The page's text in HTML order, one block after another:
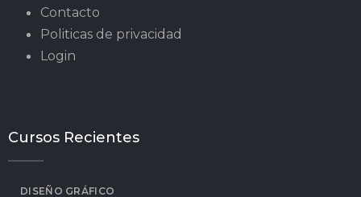
Contacto
Politicas de privacidad
Login
Cursos Recientes
DISEÑO GRÁFICO